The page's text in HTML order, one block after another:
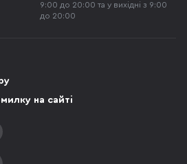
9:00 до 20:00 та у вихідні з 9:00
до 20:00
на сайті